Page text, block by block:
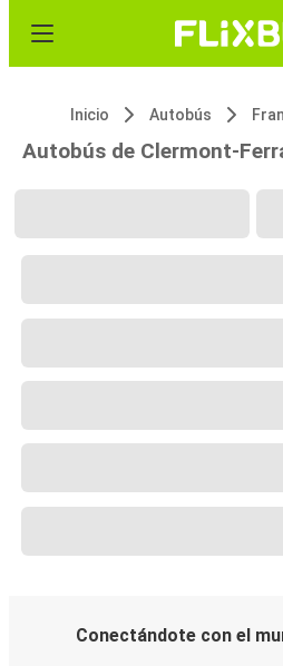
Inicio Autobús
Autobús de Clermont-
Conectándote con el